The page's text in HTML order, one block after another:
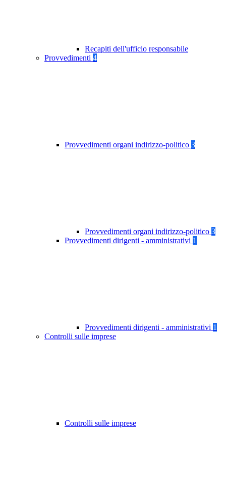
Recapiti dell'ufficio responsabile
Provvedimenti 4
Provvedimenti organi indirizzo-politico 3
Provvedimenti organi indirizzo-politico 3
Provvedimenti dirigenti - amministrativi 1
Provvedimenti dirigenti - amministrativi 1
Controlli sulle imprese
Controlli sulle imprese